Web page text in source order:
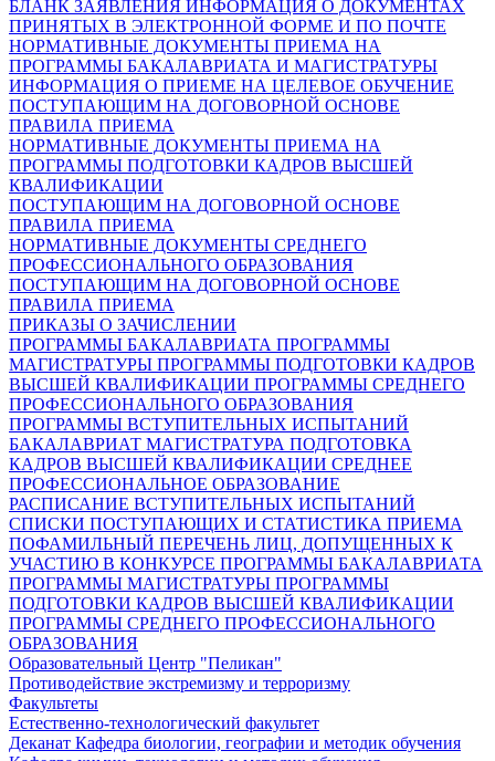
БЛАНК ЗАЯВЛЕНИЯ ИНФОРМАЦИЯ О ДОКУМЕНТАХ
ПРИНЯТЫХ В ЭЛЕКТРОННОЙ ФОРМЕ И ПО ПОЧТЕ
НОРМАТИВНЫЕ ДОКУМЕНТЫ ПРИЕМА НА
ПРОГРАММЫ БАКАЛАВРИАТА И МАГИСТРАТУРЫ
ИНФОРМАЦИЯ О ПРИЕМЕ НА ЦЕЛЕВОЕ ОБУЧЕНИЕ
ПОСТУПАЮЩИМ НА ДОГОВОРНОЙ ОСНОВЕ
ПРАВИЛА ПРИЕМА
НОРМАТИВНЫЕ ДОКУМЕНТЫ ПРИЕМА НА
ПРОГРАММЫ ПОДГОТОВКИ КАДРОВ ВЫСШЕЙ
КВАЛИФИКАЦИИ
ПОСТУПАЮЩИМ НА ДОГОВОРНОЙ ОСНОВЕ
ПРАВИЛА ПРИЕМА
НОРМАТИВНЫЕ ДОКУМЕНТЫ СРЕДНЕГО
ПРОФЕССИОНАЛЬНОГО ОБРАЗОВАНИЯ
ПОСТУПАЮЩИМ НА ДОГОВОРНОЙ ОСНОВЕ
ПРАВИЛА ПРИЕМА
ПРИКАЗЫ О ЗАЧИСЛЕНИИ
ПРОГРАММЫ БАКАЛАВРИАТА ПРОГРАММЫ
МАГИСТРАТУРЫ ПРОГРАММЫ ПОДГОТОВКИ КАДРОВ
ВЫСШЕЙ КВАЛИФИКАЦИИ ПРОГРАММЫ СРЕДНЕГО
ПРОФЕССИОНАЛЬНОГО ОБРАЗОВАНИЯ
ПРОГРАММЫ ВСТУПИТЕЛЬНЫХ ИСПЫТАНИЙ
БАКАЛАВРИАТ МАГИСТРАТУРА ПОДГОТОВКА
КАДРОВ ВЫСШЕЙ КВАЛИФИКАЦИИ СРЕДНЕЕ
ПРОФЕССИОНАЛЬНОЕ ОБРАЗОВАНИЕ
РАСПИСАНИЕ ВСТУПИТЕЛЬНЫХ ИСПЫТАНИЙ
СПИСКИ ПОСТУПАЮЩИХ И СТАТИСТИКА ПРИЕМА
ПОФАМИЛЬНЫЙ ПЕРЕЧЕНЬ ЛИЦ, ДОПУЩЕННЫХ К
УЧАСТИЮ В КОНКУРСЕ ПРОГРАММЫ БАКАЛАВРИАТА
ПРОГРАММЫ МАГИСТРАТУРЫ ПРОГРАММЫ
ПОДГОТОВКИ КАДРОВ ВЫСШЕЙ КВАЛИФИКАЦИИ
ПРОГРАММЫ СРЕДНЕГО ПРОФЕССИОНАЛЬНОГО
ОБРАЗОВАНИЯ
Образовательный Центр "Пеликан"
Противодействие экстремизму и терроризму
Факультеты
Естественно-технологический факультет
Деканат Кафедра биологии, географии и методик обучения